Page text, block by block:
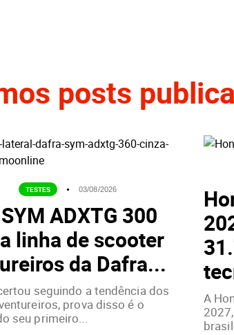
posts
TESTES 03/08/2026
ADXTG 300
linha de scooter
da Dafra...
seguindo a tendência dos
prova disso é o
seu primeiro...
A